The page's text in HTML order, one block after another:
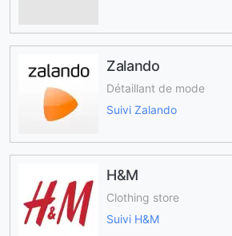
Zalando
Détaillant de mode
Suivi Zalando
H&M
Clothing store
Suivi H&M